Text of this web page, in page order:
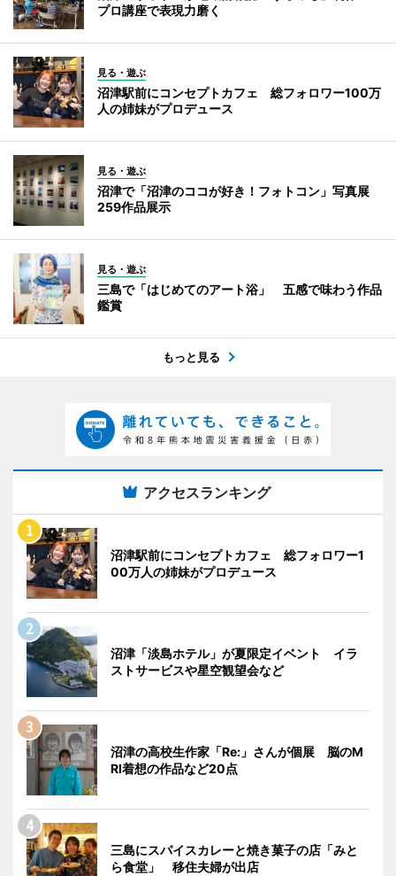
プロ講座で表現力磨く
見る・遊ぶ
沼津駅前にコンセプトカフェ 総フォロワー100万
人の姉妹がプロデュース
見る・遊ぶ
沼津で「沼津のココが好き！フォトコン」写真展
259作品展示
見る・遊ぶ
三島で「はじめてのアート浴」 五感で味わう作品
鑑賞
もっと見る
アクセスランキング
沼津駅前にコンセプトカフェ 総フォロワー1
00万人の姉妹がプロデュース
沼津「淡島ホテル」が夏限定イベント イラ
ストサービスや星空観望会など
沼津の高校生作家「Re:」さんが個展 脳のM
RI着想の作品など20点
三島にスパイスカレーと焼き菓子の店「みと
ら食堂」 移住夫婦が出店